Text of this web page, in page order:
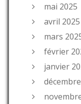
mai 2025
avril 2025
mars
février
janvier